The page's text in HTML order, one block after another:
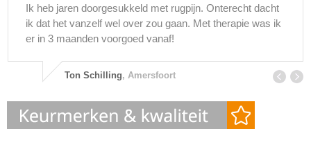
Ik heb jaren doorgesukkeld met rugpijn. Onterecht dacht
ik dat het vanzelf wel over zou gaan. Met therapie was ik
er in 3 maanden voorgoed vanaf!
Ton Schilling, Amersfoort